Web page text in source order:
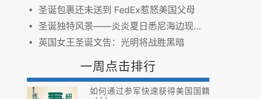
圣诞包裹还未送到 FedEx惹怒美国父母
圣诞独特风景——炎炎夏日悉尼海边现人潮
英国女王圣诞文告：光明将战胜黑暗
一周点击排行
如何通过参军快速获得美国国籍